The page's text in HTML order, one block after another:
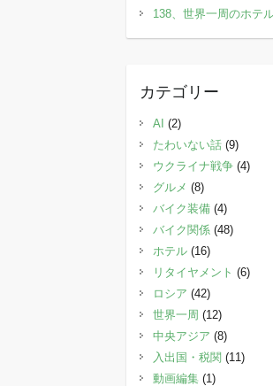
138、世界一周のホテ
カテゴリー
AI (2)
たわいない話(9)
ウクライナ戦争(4)
グルメ (8)
バイク装備(4)
バイク関係(48)
ホテル(16)
リタイヤメント (6)
ロシア (42)
世界一周 (12)
中央アジア (8)
入出国・税関 (11)
動画編集 (1)